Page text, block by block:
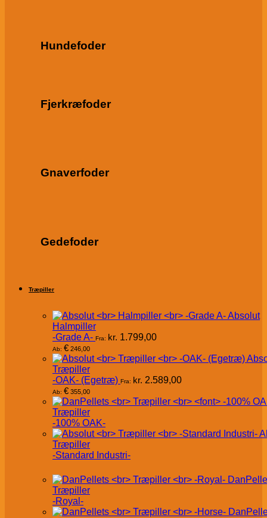
Hundefoder
Fjerkræfoder
Gnaverfoder
Gedefoder
Træpiller
Absolut
Halmpiller
-Grade A- Fra: kr. 1.799,00
Ab: € 246,00
Træpiller
-OAK- (Egetræ) Fra: kr. 2.589,00
Ab: € 355,00
Træpiller
-100% OAK-
Træpiller
-Standard Industri-
Træpiller
-Royal-